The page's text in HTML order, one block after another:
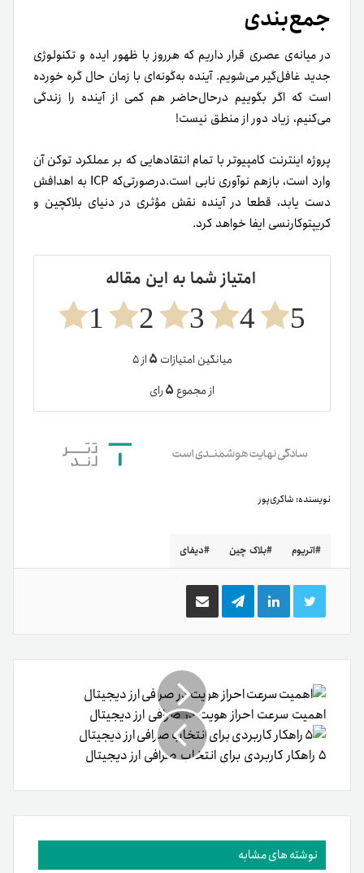
جمع‌بندی
در میانه‌ی عصری قرار داریم که هرروز با ظهور ایده و تکنولوژی
جدید غافل‌گیر می‌شویم. آینده به‌گونه‌ای با زمان حال گره خورده
است که اگر بگوییم در‌حال‌حاضر هم کمی از آینده را زندگی
می‌کنیم، زیاد دور از منطق نیست!
پروژه اینترنت کامپیوتر با تمام انتقاد‌هایی که بر عملکرد توکن آن
وارد است، بازهم نوآوری نابی است.در‌صورتی‌که ICP به اهدافش
دست یابد، قطعا در آینده نقش مؤثری در دنیای بلاکچین و
کریپتوکارنسی ایفا خواهد کرد.
امتیاز شما به این مقاله
5
4
3
2
1
میانگین امتیازات ۵از ۵
از مجموع۵رای
نویسنده: شاکری‌پور
اتریوم بلاک چین دیفای
توییتر لینکدینتلگرام اشتراک
گذاری
ایمیل
اهمیت سرعت احراز هویت در صرافی‌ ارز دیجیتال
۵ راهکار کاربردی برای انتخاب صرافی ارز دیجیتال
نوشته های مشابه